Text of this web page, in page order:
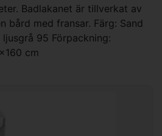
Badlakanet är tillverkat av
bård med fransar. Färg: Sand
95 Förpackning:
cm